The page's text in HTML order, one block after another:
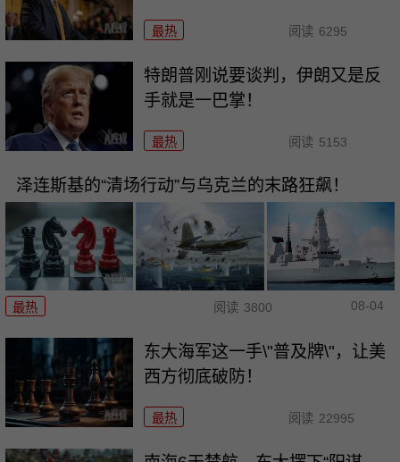
最热 阅读 6295
特朗普刚说要谈判，伊朗又是反
手就是一巴掌！
最热 阅读 5153
泽连斯基的“清场行动”与乌克兰的末路狂飙！
最热 阅读 3800 08-04
东大海军这一手\"普及牌\"，让美
西方彻底破防！
最热 阅读 22995